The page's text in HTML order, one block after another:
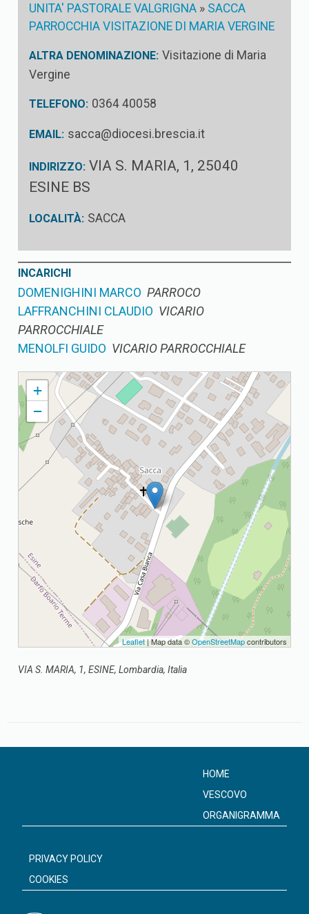
UNITA' PASTORALE VALGRIGNA » SACCA
PARROCCHIA VISITAZIONE DI MARIA VERGINE
ALTRA DENOMINAZIONE: Visitazione di Maria
Vergine
TELEFONO: 0364 40058
EMAIL: sacca@diocesi.brescia.it
INDIRIZZO: VIA S. MARIA, 1, 25040
ESINE BS
LOCALITÀ: SACCA
INCARICHI
DOMENIGHINI MARCO PARROCO
LAFFRANCHINI CLAUDIO VICARIO
PARROCCHIALE
MENOLFI GUIDO VICARIO PARROCCHIALE
SACCA PARROCCHIA VISITAZIONE DI MARIA VERGINE
+
−
Leaflet| Map data ©OpenStreetMapcontributors
VIA S. MARIA, 1, ESINE, Lombardia, Italia
HOME
VESCOVO
ORGANIGRAMMA
PRIVACY POLICY
COOKIES